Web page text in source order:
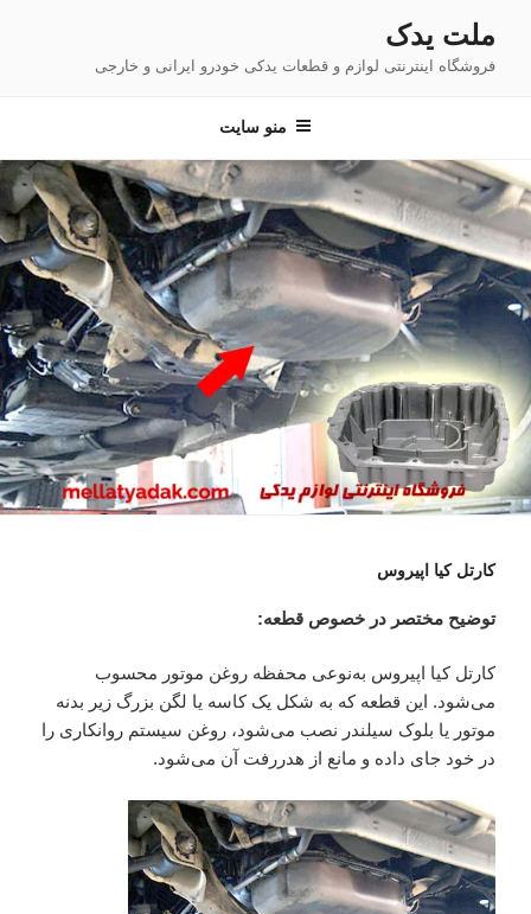
محتوا
ملت یدک
فروشگاه اینترنتی لوازم و قطعات یدکی خودرو ایرانی و خارجی
منو سایت
کارتل کیا اپیروس
توضیح مختصر در خصوص قطعه:
کارتل کیا اپیروس به‌نوعی محفظه روغن موتور محسوب
می‌شود. این قطعه که به شکل یک کاسه یا لگن بزرگ زیر بدنه
موتور یا بلوک سیلندر نصب می‌شود، روغن سیستم روانکاری را
در خود جای داده و مانع از هدررفت آن می‌شود.